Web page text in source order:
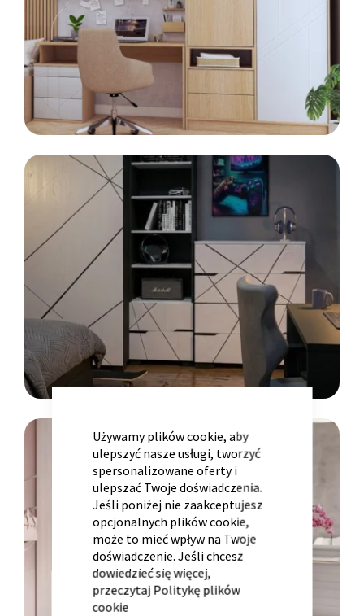
CLOSE
BAR
Używamy plików cookie, aby
ulepszyć nasze usługi, tworzyć
spersonalizowane oferty i
ulepszać Twoje doświadczenia.
Jeśli poniżej nie zaakceptujesz
opcjonalnych plików cookie,
może to mieć wpływ na Twoje
doświadczenie. Jeśli chcesz
dowiedzieć się więcej,
przeczytaj Politykę plików
cookie
LINIA
MODE
Meble modułowe
LINIA
YOUNG
Meble designerskie
Kontenerek Półka i szafka wisząca
Toaletka Skrzynia i stolik
Krzesło i fotel Wszystkie meble